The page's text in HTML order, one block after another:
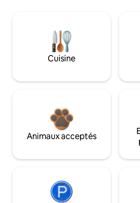
Cuisine
Animaux acceptés